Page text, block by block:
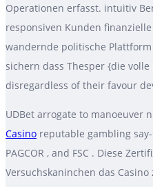
Operationen erfasst. intuitiv
responsiven Kunden
wandernde politische
sichern dass Thesper {die volle
disregardless of their favour
UDBet arrogate to manoeuver
Casino reputable gambling
PAGCOR , and FSC . Diese
Versuchskaninchen das